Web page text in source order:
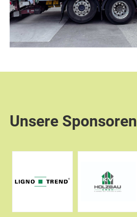
Unsere Sponsoren